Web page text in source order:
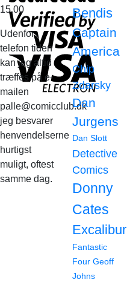
15.00
Udenfor
telefon tiden
kan jeg altid
træffes på e-
mailen
palle@comicclub.dk
jeg besvarer
henvendelserne
hurtigst
muligt, oftest
samme dag.
Bendis
Captain
America
Chip
Zdarsky
Dan
Jurgens
Dan Slott
Detective
Comics
Donny
Cates
Excalibur
Fantastic
Four Geoff
Johns